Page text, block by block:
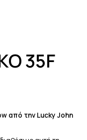
35F
από την Lucky John